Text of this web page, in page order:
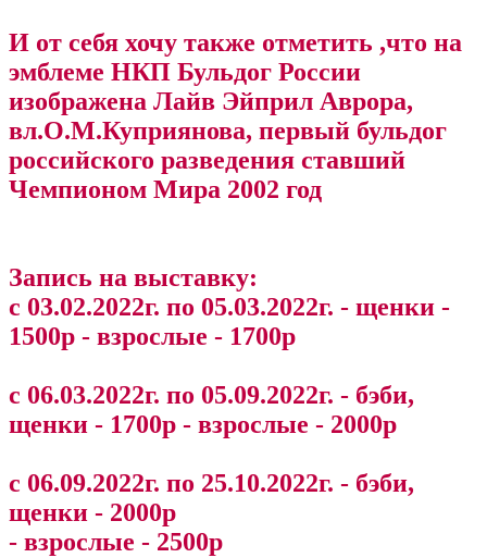
И от себя хочу также отметить ,что на
эмблеме НКП Бульдог России
изображена Лайв Эйприл Аврора,
вл.О.М.Куприянова, первый бульдог
российского разведения ставший
Чемпионом Мира 2002 год
Запись на выставку:
с 03.02.2022г. по 05.03.2022г. - щенки -
1500р - взрослые - 1700р
с 06.03.2022г. по 05.09.2022г. - бэби,
щенки - 1700р - взрослые - 2000р
с 06.09.2022г. по 25.10.2022г. - бэби,
щенки - 2000р
- взрослые - 2500р